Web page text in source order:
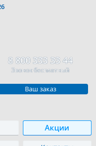
8 800 333 33 44
Звонок бесплатный
Ваш заказ
Акции